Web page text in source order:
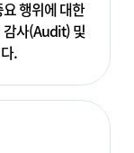
행위에 대한
감사(Audit) 및
.